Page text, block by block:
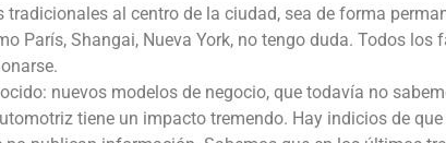
al centro de la ciudad, sea de forma
París, Shangai, Nueva York, no tengo duda. Todos los
nuevos modelos de negocio, que todavía no
tiene un impacto tremendo. Hay indicios de